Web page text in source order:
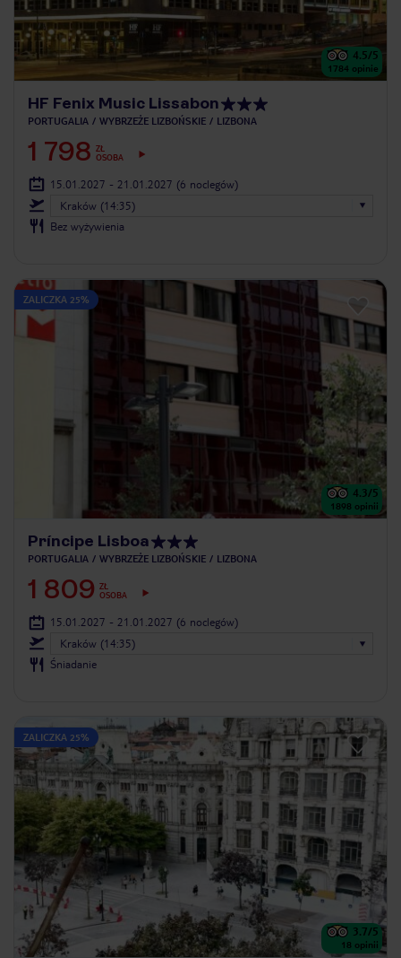
4.5/5
1784 opinie
HF Fenix Music Lissabon
PORTUGALIA WYBRZEŻE LIZBOŃSKIE LIZBONA
1 798 ZŁ
OSOBA
15.01.2027 - 21.01.2027 (6 noclegów)
Kraków (14:35)
Bez wyżywienia
ZALICZKA 25%
4.3/5
1898 opinii
Príncipe Lisboa
PORTUGALIA WYBRZEŻE LIZBOŃSKIE LIZBONA
1 809 ZŁ
OSOBA
15.01.2027 - 21.01.2027 (6 noclegów)
Kraków (14:35)
Śniadanie
ZALICZKA 25%
3.7/5
18 opinii